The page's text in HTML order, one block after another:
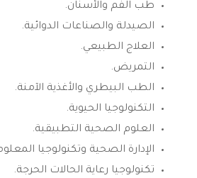
طب الفم والأسنان.
الصيدلة والصناعات الدوائية.
العلاج الطبيعي.
التمريض.
الطب البيطري والأغذية الآمنة.
التكنولوجيا الحيوية.
العلوم الصحية التطبيقية.
الإدارة الصحية وتكنولوجيا
تكنولوجيا رعاية الحالات الحرجة.